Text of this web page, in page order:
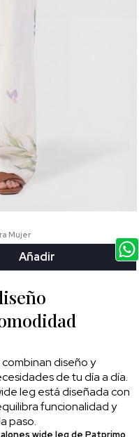
Mujer
Añadir
diseño y
de tu día a día.
leg está diseñada con
funcionalidad y
paso.
wide leg de Patprimo